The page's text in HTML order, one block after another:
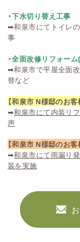
・下水切り替え工事
➡和泉市にてトイレ
事
・全面改修リフォー
➡和泉市で平屋全面改
替など
【和泉市 N様邸のお
➡和泉市にて内装リ
声
【和泉市 N様邸のお
➡和泉市にて雨漏り
装を実施